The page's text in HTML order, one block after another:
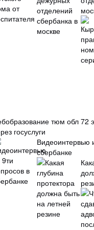
тюм обл 72
госуслуги
Видеоинтервью
сбербанке